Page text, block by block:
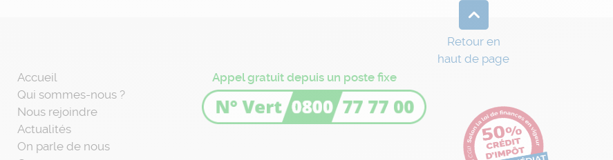
Accueil
Qui sommes-nous ?
Nous rejoindre
Actualités
On parle de nous
Appel gratuit depuis un poste fixe
Retour en
haut de page